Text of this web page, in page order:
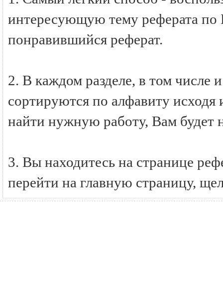
интересующую тему реферата по
понравившийся реферат.
2. В каждом разделе, в том числе
сортируются по алфавиту исходя
найти нужную работу, Вам будет
3. Вы находитесь на странице
перейти на главную страницу,